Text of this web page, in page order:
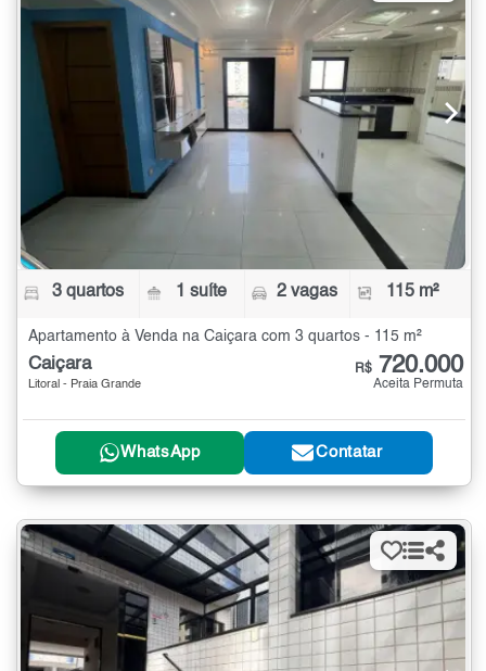
3 quartos 1 suíte 2 vagas 115 m²
Apartamento à Venda na Caiçara com 3 quartos - 115 m²
Caiçara
Litoral - Praia Grande
R$ 720.000
Aceita Permuta
WhatsApp Contatar